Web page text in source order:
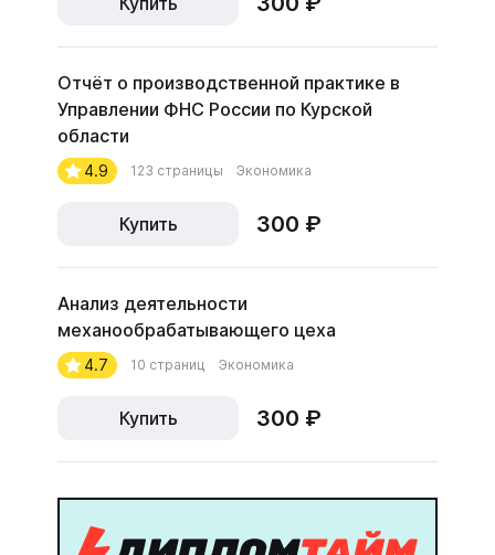
Отчёт о производственной практике в
Управлении ФНС России по Курской
области
4.9 123 страницы Экономика
Купить 300 ₽
Анализ деятельности
механообрабатывающего цеха
4.7 10 страниц Экономика
Купить 300 ₽